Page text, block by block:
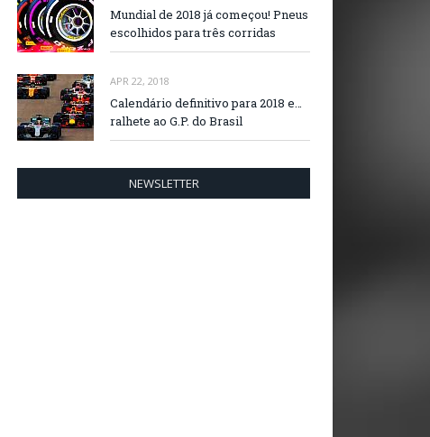
Mundial de 2018 já começou! Pneus
escolhidos para três corridas
APR 22, 2018
Calendário definitivo para 2018 e…
ralhete ao G.P. do Brasil
NEWSLETTER